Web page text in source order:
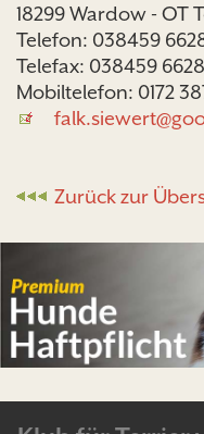
18299 Wardow - OT
Telefon: 038459
Telefax: 038459
Mobiltelefon: 0172
Zurück zur